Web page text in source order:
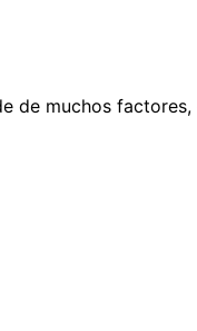
de muchos